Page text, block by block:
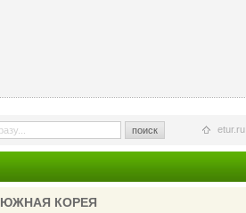
поиск etur.ru
ЮЖНАЯ КОРЕЯ